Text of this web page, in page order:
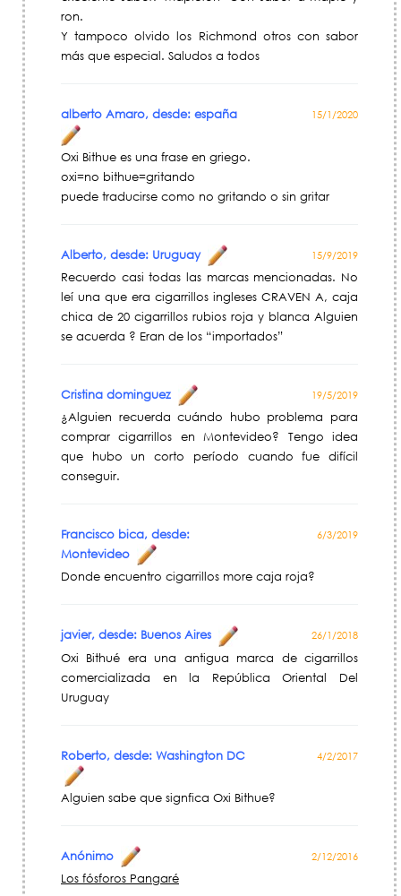
ron.
Y tampoco olvido los Richmond otros con sabor
más que especial. Saludos a todos
alberto Amaro, desde: españa 15/1/2020
Oxi Bithue es una frase en griego.
oxi=no bithue=gritando
puede traducirse como no gritando o sin gritar
Alberto, desde: Uruguay 15/9/2019
Recuerdo casi todas las marcas mencionadas. No
leí una que era cigarrillos ingleses CRAVEN A, caja
chica de 20 cigarrillos rubios roja y blanca Alguien
se acuerda ? Eran de los “importados”
Cristina dominguez 19/5/2019
¿Alguien recuerda cuándo hubo problema para
comprar cigarrillos en Montevideo? Tengo idea
que hubo un corto período cuando fue difícil
conseguir.
Francisco bica, desde:
Montevideo
6/3/2019
Donde encuentro cigarrillos more caja roja?
javier, desde: Buenos Aires 26/1/2018
Oxi Bithué era una antigua marca de cigarrillos
comercializada en la República Oriental Del
Uruguay
Roberto, desde: Washington DC 4/2/2017
Alguien sabe que signfica Oxi Bithue?
Anónimo 2/12/2016
Los fósforos Pangaré